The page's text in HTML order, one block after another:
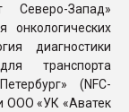
Запад»
онкологических
диагностики
транспорта
(NFC-
ООО «УК «Аватек